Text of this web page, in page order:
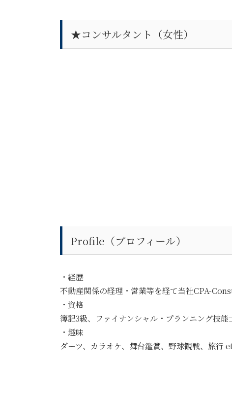
★コンサルタント（女性）
Profile（プロフィール）
・経歴
不動産関係の経理・営業等を経て当社CPA-
・資格
簿記3級、ファイナンシャル・プランニング技能
・趣味
ダーツ、カラオケ、舞台鑑賞、野球観戦、旅行